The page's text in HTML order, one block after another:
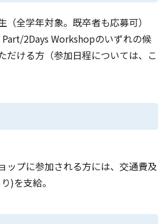
（全学年対象。既卒者も応募可）
2Days Workshopのいずれの候
だける方（参加日程については、こ
ップに参加される方には、交通費及
)を支給。